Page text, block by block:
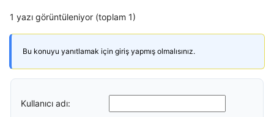
1 yazı görüntüleniyor (toplam 1)
Bu konuyu yanıtlamak için giriş yapmış olmalısınız.
Kullanıcı adı: